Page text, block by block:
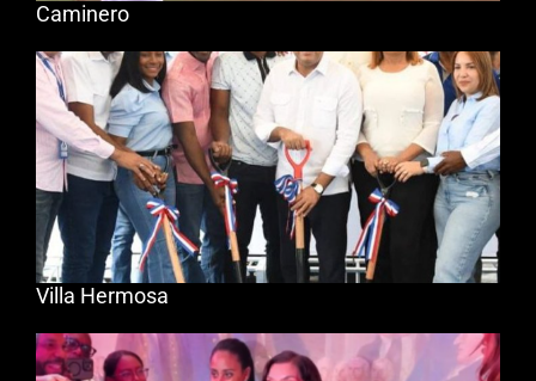
Caminero
Villa Hermosa